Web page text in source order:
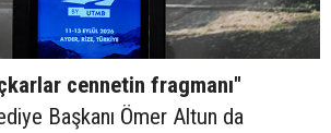
cennetin fragmanı"
Başkanı Ömer Altun da